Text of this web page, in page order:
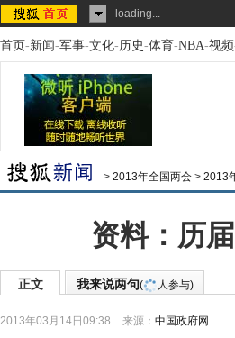
loading...
首页-新闻-军事-文化-历史-体育-NBA-视频
> 2013年全国两会 > 2013
资料：历
正文 我来说两句( 人参与)
2013年03月14日09:38 来源： 中国政府网